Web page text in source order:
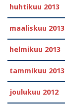
huhtikuu 2013
maaliskuu 2013
helmikuu 2013
tammikuu 2013
joulukuu 2012